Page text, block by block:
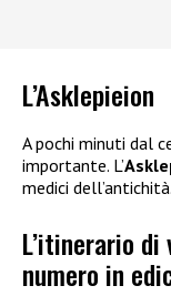
L’Asklepieion
A pochi minuti dal
importante. L’
medici dell’antichità.
L’itinerario
numero in